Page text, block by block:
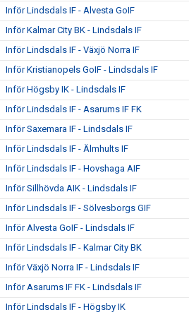
Inför Lindsdals IF - Alvesta GoIF
Inför Kalmar City BK - Lindsdals IF
Inför Lindsdals IF - Växjö Norra IF
Inför Kristianopels GoIF - Lindsdals IF
Inför Högsby IK - Lindsdals IF
Inför Lindsdals IF - Asarums IF FK
Inför Saxemara IF - Lindsdals IF
Inför Lindsdals IF - Älmhults IF
Inför Lindsdals IF - Hovshaga AIF
Inför Sillhövda AIK - Lindsdals IF
Inför Lindsdals IF - Sölvesborgs GIF
Inför Alvesta GoIF - Lindsdals IF
Inför Lindsdals IF - Kalmar City BK
Inför Växjö Norra IF - Lindsdals IF
Inför Asarums IF FK - Lindsdals IF
Inför Lindsdals IF - Högsby IK